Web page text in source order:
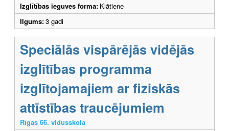
Izglītības ieguves forma: Klātiene
Ilgums:3 gadi
Speciālās vispārējās vidējās
izglītības programma
izglītojamajiem ar fiziskās
attīstības traucējumiem
Rīgas 66. vidusskola